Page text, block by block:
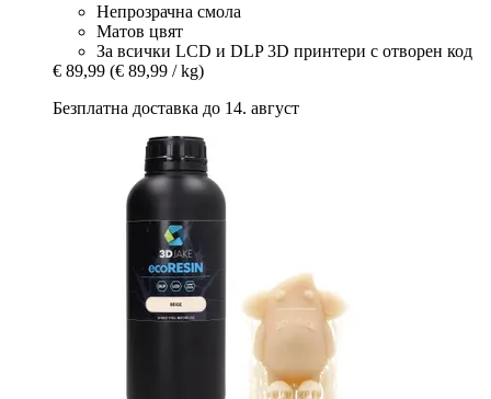
Непрозрачна смола
Матов цвят
За всички LCD и DLP 3D принтери с отворен код
€ 89,99 (€ 89,99 / kg)
Безплатна доставка до 14. август